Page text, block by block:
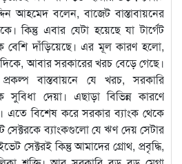
আহমেদ বলেন, বাজেট বাস্তাবায়নের
কিন্তু এবার যেটা হয়েছে যা টার্গেট
বেশি দাঁড়িয়েছে। এর মূল কারণ হলো,
আবার সরকারের খরচ বেড়ে গেছে।
বাস্তবায়নে যে খরচ, সরকারি
সুবিধা দেয়া। এছাড়া বিভিন্ন কারণে
এতে বিশেষ করে সরকার ব্যাংক থেকে
সেক্টরকে ব্যাংকগুলো যে ঋণ দেয় সেটার
সেক্টরই কিন্তু আমাদের গ্রোথ, প্রবৃদ্ধি,